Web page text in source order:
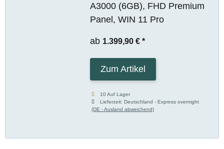
A3000 (6GB), FHD Premium
Panel, WIN 11 Pro
ab 1.399,90 € *
Zum Artikel
10 Auf Lager
Lieferzeit:Deutschland - Express overnight
(DE - Ausland abweichend)